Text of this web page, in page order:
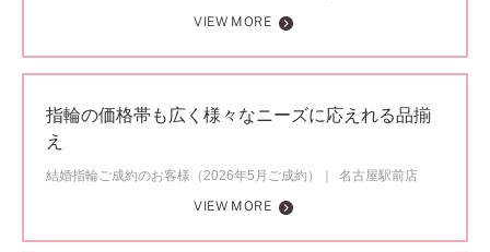
VIEW MORE
指輪の価格帯も広く様々なニーズに応えれる品揃
え
結婚指輪ご成約のお客様（2026年5月ご成約）
名古屋駅前店
VIEW MORE